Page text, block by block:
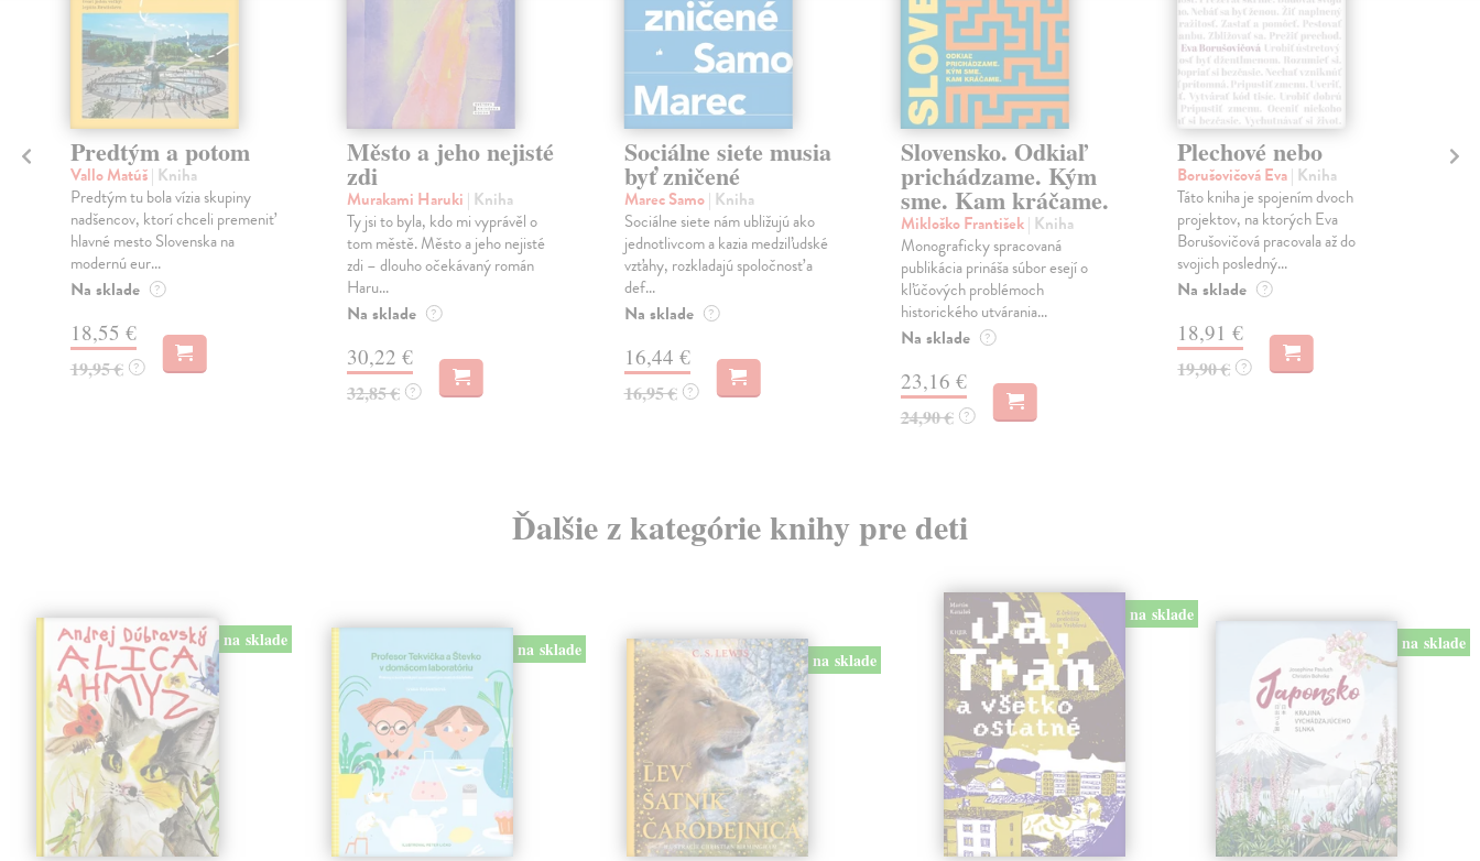
Predtým a potom
Vallo Matúš| Kniha
Predtým tu bola vízia skupiny
nadšencov, ktorí chceli premeniť
hlavné mesto Slovenska na
modernú eur...
Na sklade ?
18,55 €
19,95 € ?
Město a jeho nejisté
zdi
Murakami Haruki | Kniha
Ty jsi to byla, kdo mi vyprávěl o
tom městě. Město a jeho nejisté
zdi – dlouho očekávaný román
Haru...
Na sklade ?
30,22 €
32,85 € ?
Sociálne siete musia
byť zničené
Marec Samo| Kniha
Sociálne siete nám ubližujú ako
jednotlivcom a kazia medziľudské
vzťahy, rozkladajú spoločnosť a
def...
Na sklade ?
16,44 €
16,95 € ?
Slovensko. Odkiaľ
prichádzame. Kým
sme. Kam kráčame.
Mikloško František| Kniha
Monograficky spracovaná
publikácia prináša súbor esejí o
kľúčových problémoch
historického utvárania...
Na sklade ?
23,16 €
24,90 € ?
Plechové nebo
Borušovičová Eva| Kniha
Táto kniha je spojením dvoch
projektov, na ktorých Eva
Borušovičová pracovala až do
svojich posledný...
Na sklade ?
18,91 €
19,90 € ?
Ďalšie z kategórie knihy pre deti
na sklade na sklade na sklade
na sklade
na sklade